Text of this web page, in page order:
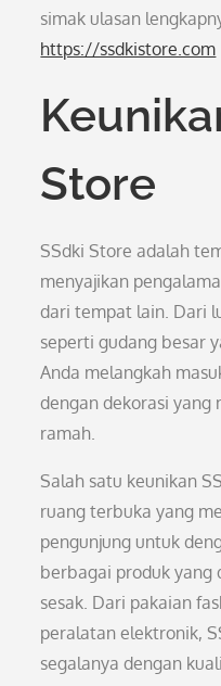
simak ulasan
https://ssdkistore.com
Store
SSdki Store adalah
menyajikan
dari tempat lain. Dari
seperti gudang besar
Anda melangkah
dengan dekorasi yang
ramah.
Salah satu keunikan
ruang terbuka yang
pengunjung untuk
berbagai produk yang
sesak. Dari pakaian
peralatan elektronik,
segalanya dengan